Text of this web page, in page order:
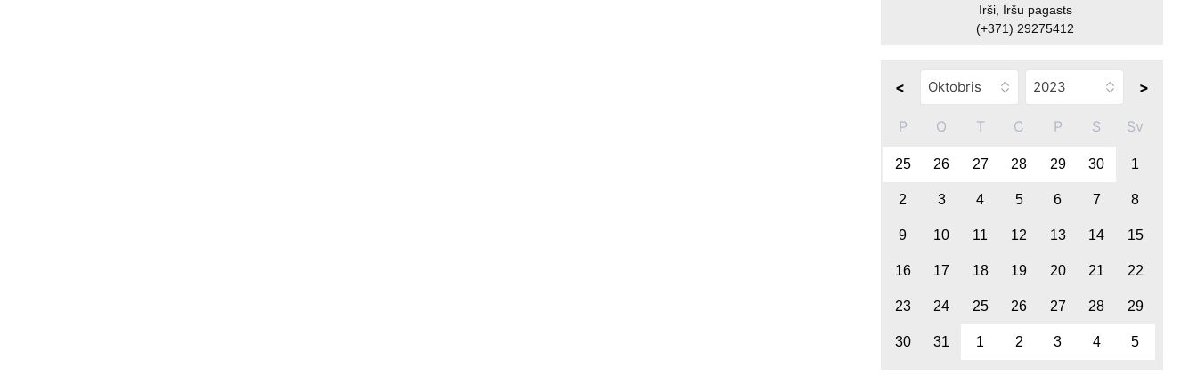
Irši, Iršu pagasts
(+371) 29275412
< >
P O T C P S Sv
25 26 27 28 29 30 1
2 3 4 5 6 7 8
9 10 11 12 13 14 15
16 17 18 19 20 21 22
23 24 25 26 27 28 29
30 31 1 2 3 4 5